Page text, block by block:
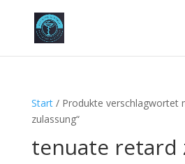
Start/ Produkte verschlagwortet
zulassung“
tenuate retard